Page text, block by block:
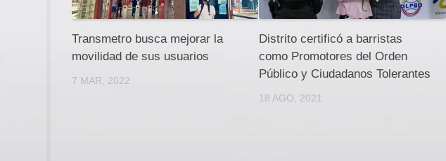
Transmetro busca mejorar la
movilidad de sus usuarios
7 MAR, 2022
Distrito certificó a barristas
como Promotores del Orden
Público y Ciudadanos Tolerantes
18 AGO, 2021